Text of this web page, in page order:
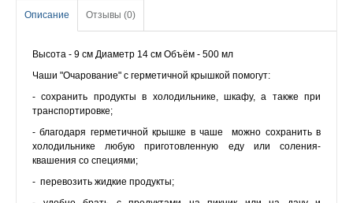
Описание Отзывы (0)
Высота - 9 см Диаметр 14 см Объём - 500 мл
Чаши "Очарование" с герметичной крышкой помогут:
- сохранить продукты в холодильнике, шкафу, а также при
транспортировке;
- благодаря герметичной крышке в чаше можно сохранить в
холодильнике любую приготовленную еду или соления-
квашения со специями;
- перевозить жидкие продукты;